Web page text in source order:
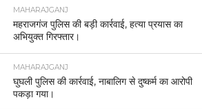
MAHARAJGANJ
महराजगंज पुलिस की बड़ी कार्रवाई, हत्या प्रयास का
अभियुक्त गिरफ्तार।
MAHARAJGANJ
घुघली पुलिस की कार्रवाई, नाबालिग से दुष्कर्म का आरोपी
पकड़ा गया।